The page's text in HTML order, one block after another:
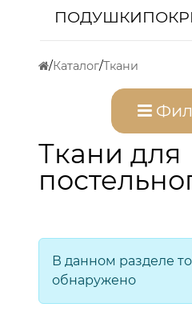
ПОДУШКИ
Каталог Ткани
Ткани для
В данном разделе
обнаружено